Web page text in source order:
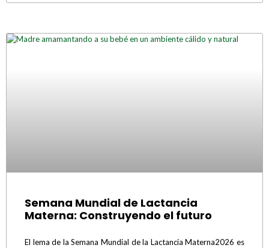
Semana Mundial de Lactancia
Materna: Construyendo el futuro
El lema de la Semana Mundial de la Lactancia Materna2026 es